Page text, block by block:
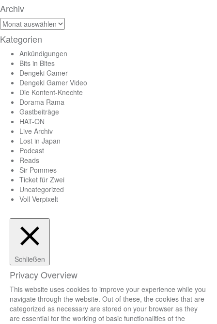
Archiv
Archiv
Kategorien
Ankündigungen
Bits in Bites
Dengeki Gamer
Dengeki Gamer Video
Die Kontent-Knechte
Dorama Rama
Gastbeiträge
HAT-ON
Live Archiv
Lost in Japan
Podcast
Reads
Sir Pommes
Ticket für Zwei
Uncategorized
Voll Verpixelt
Schließen
Privacy Overview
This website uses cookies to improve your experience while you
navigate through the website. Out of these, the cookies that are
categorized as necessary are stored on your browser as they
are essential for the working of basic functionalities of the